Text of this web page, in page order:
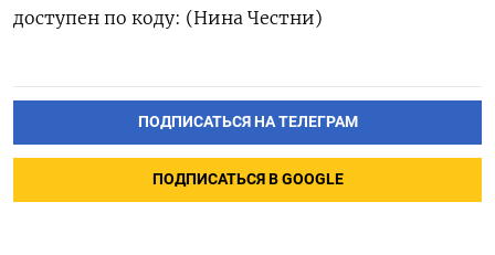
‌доступен по коду: (Нина Честни)
ПОДПИСАТЬСЯ НА ТЕЛЕГРАМ
ПОДПИСАТЬСЯ В GOOGLE